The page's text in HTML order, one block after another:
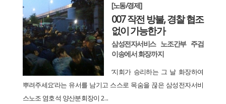
[노동/경제]
007 작전 방불, 경찰 협조
없이 가능한가
삼성전자서비스 노조간부 주검
이송에서 화장까지
‘지회가 승리하는 그 날 화장하여
뿌려주세요’라는 유서를 남기고 스스로 목숨을 끊은 삼성전자서비
스노조 염호석 양산분회장이 2...